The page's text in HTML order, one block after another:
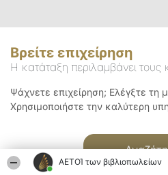
ΑΕΤΟΊ των βιβλιοπωλείων
Βρείτε επιχείρηση
Η κατάταξη περιλαμβάνει
Ψάχνετε επιχείρηση; Ελέγξτε τη
Χρησιμοποιήστε την καλύτερη